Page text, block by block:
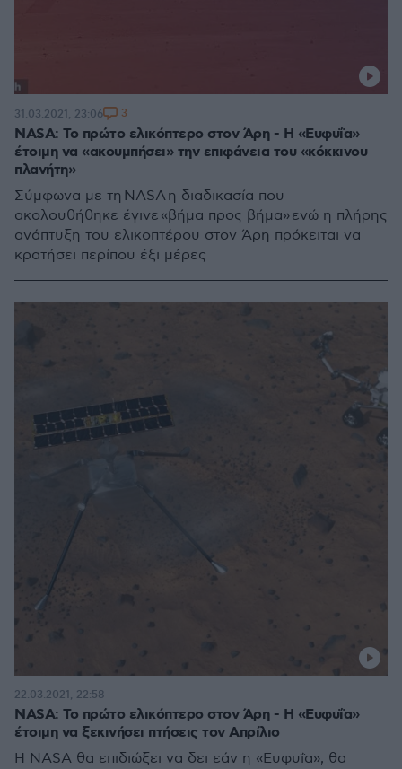
NASA: Το πρώτο ελικόπτερο στον Άρη - Η «Ευφυΐα»
έτοιμη να «ακουμπήσει» την επιφάνεια του «κόκκινου
πλανήτη»
Σύμφωνα με τη NASA η διαδικασία που
ακολουθήθηκε έγινε «βήμα προς βήμα» ενώ η πλήρης
ανάπτυξη του ελικοπτέρου στον Άρη πρόκειται να
κρατήσει περίπου έξι μέρες
31.03.2021, 23:06 3
NASA: Το πρώτο ελικόπτερο στον Άρη - Η «Ευφυΐα»
έτοιμη να ξεκινήσει πτήσεις τον Απρίλιο
Η NASA θα επιδιώξει να δει εάν η «Ευφυΐα», θα
22.03.2021, 22:58